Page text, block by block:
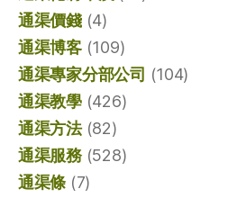
通渠價錢(4)
通渠博客(109)
通渠專家分部公司 (104)
通渠教學(426)
通渠方法(82)
通渠服務(528)
通渠條 (7)